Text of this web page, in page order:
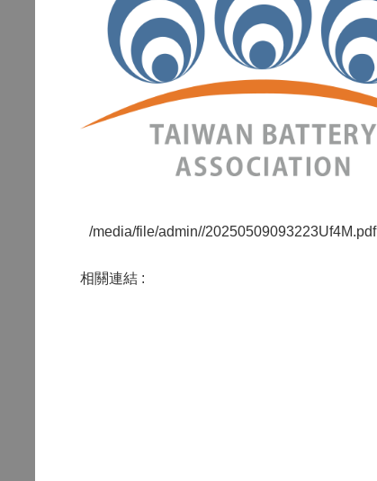
/media/file/admin//20250509093223Uf4M.pdf
相關連結 :